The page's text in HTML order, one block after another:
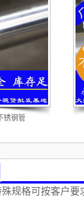
锈钢管
规格可按客户要